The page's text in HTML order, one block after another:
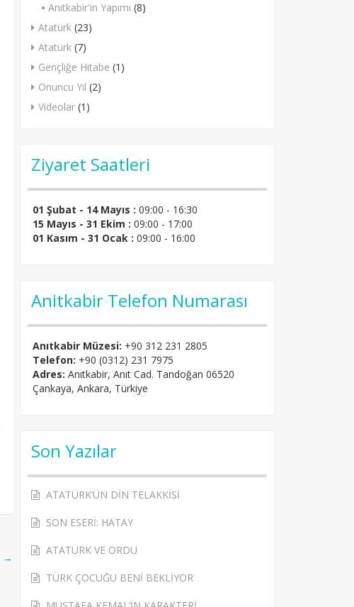
→
Anıtkabir'in Yapımı (8)
Atatürk (23)
Atatürk (7)
Gençliğe Hitabe (1)
Onuncu Yıl (2)
Videolar (1)
Ziyaret Saatleri
01 Şubat - 14 Mayıs : 09:00 - 16:30
15 Mayıs - 31 Ekim : 09:00 - 17:00
01 Kasım - 31 Ocak : 09:00 - 16:00
Anitkabir Telefon Numarası
Anıtkabir Müzesi: +90 312 231 2805
Telefon: +90 (0312) 231 7975
Adres: Anıtkabir, Anıt Cad. Tandoğan 06520
Çankaya, Ankara, Türkiye
Son Yazılar
ATATÜRK’ÜN DİN TELAKKİSİ
SON ESERİ: HATAY
ATATÜRK VE ORDU
TÜRK ÇOCUĞU BENİ BEKLİYOR